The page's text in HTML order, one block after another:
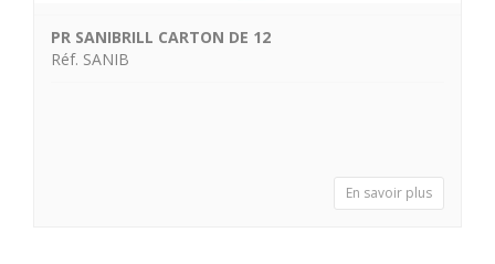
PR SANIBRILL CARTON DE 12
Réf. SANIB
En savoir plus